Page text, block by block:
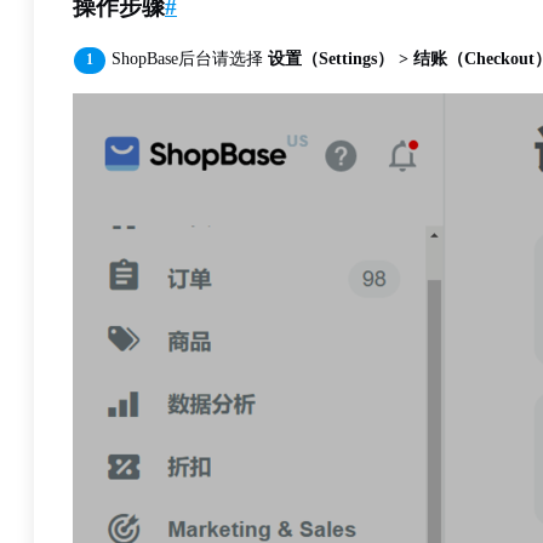
操作步骤#
ShopBase后台请选择 设置（Settings） > 结账（Checkout